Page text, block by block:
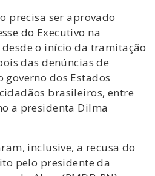
precisa ser aprovado
do Executivo na
o início da tramitação
das denúncias de
dos Estados
brasileiros, entre
a presidenta Dilma
inclusive, a recusa do
pelo presidente da